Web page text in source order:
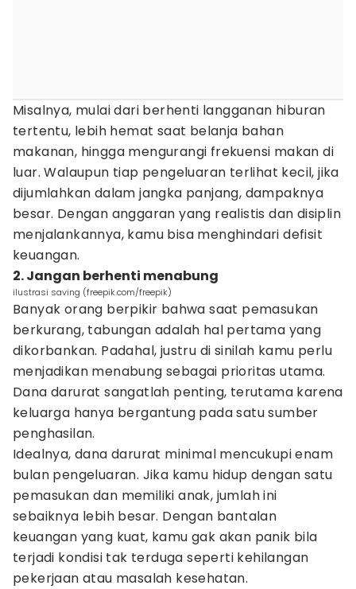
Misalnya, mulai dari berhenti langganan hiburan
tertentu, lebih hemat saat belanja bahan
makanan, hingga mengurangi frekuensi makan di
luar. Walaupun tiap pengeluaran terlihat kecil, jika
dijumlahkan dalam jangka panjang, dampaknya
besar. Dengan anggaran yang realistis dan disiplin
menjalankannya, kamu bisa menghindari defisit
keuangan.
2. Jangan berhenti menabung
ilustrasi saving (freepik.com/freepik)
Banyak orang berpikir bahwa saat pemasukan
berkurang, tabungan adalah hal pertama yang
dikorbankan. Padahal, justru di sinilah kamu perlu
menjadikan menabung sebagai prioritas utama.
Dana darurat sangatlah penting, terutama karena
keluarga hanya bergantung pada satu sumber
penghasilan.
Idealnya, dana darurat minimal mencukupi enam
bulan pengeluaran. Jika kamu hidup dengan satu
pemasukan dan memiliki anak, jumlah ini
sebaiknya lebih besar. Dengan bantalan
keuangan yang kuat, kamu gak akan panik bila
terjadi kondisi tak terduga seperti kehilangan
pekerjaan atau masalah kesehatan.